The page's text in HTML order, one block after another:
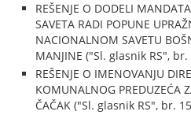
REŠENJE O DODELI
SAVETA RADI POPUNE
NACIONALNOM SAVETU
MANJINE ("Sl. glasnik RS",
REŠENJE O IMENOVANJU
KOMUNALNOG PREDUZEĆA
ČAČAK ("Sl. glasnik RS", br.